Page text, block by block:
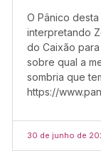
O Pânico
interpretando
do Caixão
sobre qual a
sombria que
https://
30 de junho de